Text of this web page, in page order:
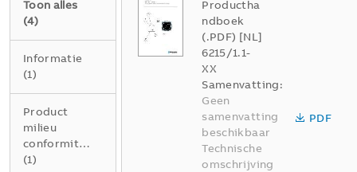
Toon alles
(4)
Informatie
(1)
Product
milieu
conformiteitsverklaring
(1)
Productha
ndboek
(.PDF) [NL]
6215/1.1-
XX
Samenvatting:
Geen
samenvatting
beschikbaar
Technische
omschrijving
PDF